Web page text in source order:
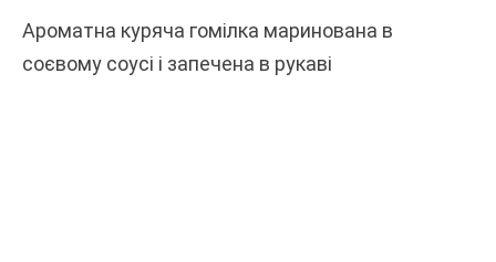
Ароматна куряча гомілка маринована в
соєвому соусі і запечена в рукаві